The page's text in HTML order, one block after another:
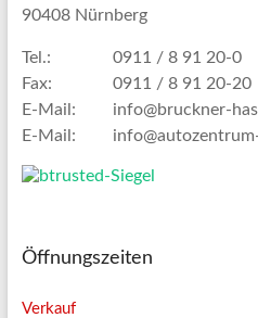
90408 Nürnberg
Tel.:
0911 / 8 91 20-0
Fax:
0911 / 8 91 20-20
E-Mail:
info@bruckner-
E-Mail:
Öffnungszeiten
Verkauf